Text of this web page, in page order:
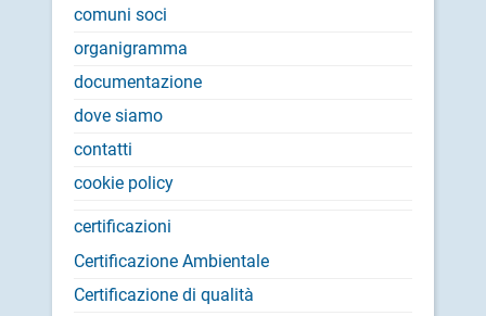
comuni soci
organigramma
documentazione
dove siamo
contatti
cookie policy
certificazioni
Certificazione Ambientale
Certificazione di qualità